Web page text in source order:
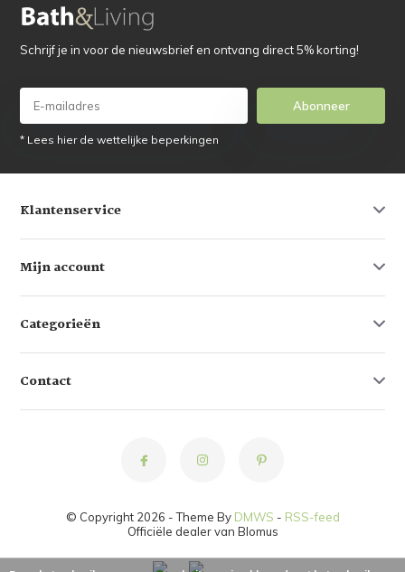
Schrijf je in voor de nieuwsbrief en ontvang direct 5% korting!
Abonneer
* Lees hier de wettelijke beperkingen
Klantenservice
Mijn account
Categorieën
Contact
© Copyright 2026 - Theme By DMWS - RSS-feed
Officiële dealer van Blomus